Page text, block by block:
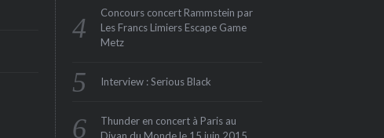
Concours concert Rammstein par
Les Francs Limiers Escape Game
Metz
Interview : Serious Black
Thunder en concert à Paris au
Divan du Monde le 15 juin 2015